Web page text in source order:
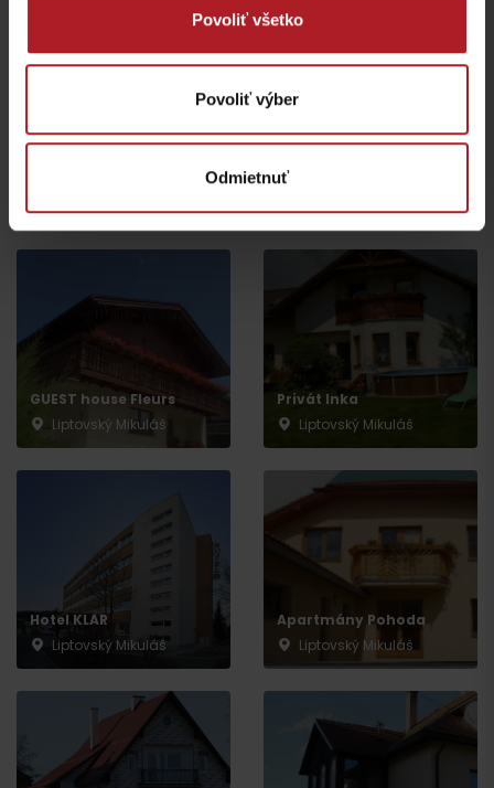
Povoliť všetko
Povoliť výber
Odmietnuť
Liptovský Mikuláš
Čerpacia stanica Green
Liptovský Mikuláš
Kde sa ubytovať v blízkosti:
GUEST house Fleurs
Liptovský Mikuláš
Privát Inka
Liptovský Mikuláš
Hotel KLAR
Liptovský Mikuláš
Apartmány Pohoda
Liptovský Mikuláš
Odchod